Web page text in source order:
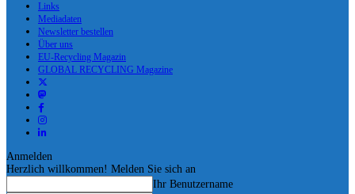
Links
Mediadaten
Newsletter bestellen
Über uns
EU-Recycling Magazin
GLOBAL RECYCLING Magazine
Anmelden
Herzlich willkommen! Melden Sie sich an
Ihr Benutzername